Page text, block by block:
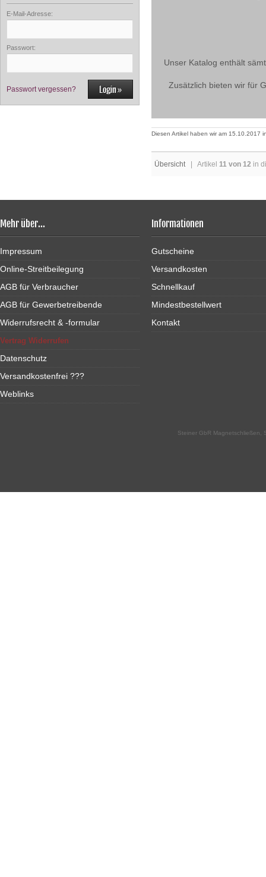
E-Mail-Adresse:
Passwort:
Passwort vergessen?
Unser Katalog enthält
Zusätzlich bieten wir für
Diesen Artikel haben wir am 15.10.2017
Übersicht| Artikel 11 von 12 in
Mehr über...
Impressum
Online-Streitbeilegung
AGB für Verbraucher
AGB für Gewerbetreibende
Widerrufsrecht & -formular
Vertrag Widerrufen
Datenschutz
Versandkostenfrei ???
Weblinks
Informationen
Gutscheine
Versandkosten
Schnellkauf
Mindestbestellwert
Kontakt
Steiner GbR